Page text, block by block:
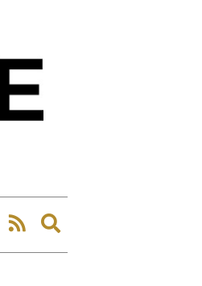
Expand
search